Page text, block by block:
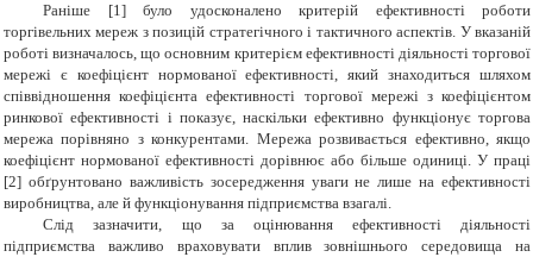
Раніше [1] було удосконалено критерій ефективності роботи
торгівельних мереж з позицій стратегічного і тактичного аспектів. У вказаній
роботі визначалось, що основним критерієм ефективності діяльності торгової
мережі є коефіцієнт нормованої ефективності, який знаходиться шляхом
співвідношення коефіцієнта ефективності торгової мережі з коефіцієнтом
ринкової ефективності і показує, наскільки ефективно функціонує торгова
мережа порівняно з конкурентами. Мережа розвивається ефективно, якщо
коефіцієнт нормованої ефективності дорівнює або більше одиниці. У праці
[2] обґрунтовано важливість зосередження уваги не лише на ефективності
виробництва, але й функціонування підприємства взагалі.
Слід зазначити, що за оцінювання ефективності діяльності
підприємства важливо враховувати вплив зовнішнього середовища на